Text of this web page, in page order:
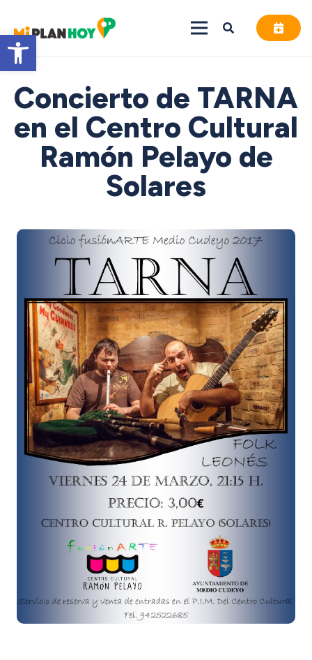
Abrir barra de herramientas
Concierto de TARNA
en el Centro Cultural
Ramón Pelayo de
Solares